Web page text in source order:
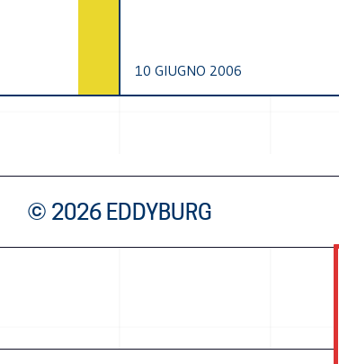
10 GIUGNO 2006
© 2026 EDDYBURG